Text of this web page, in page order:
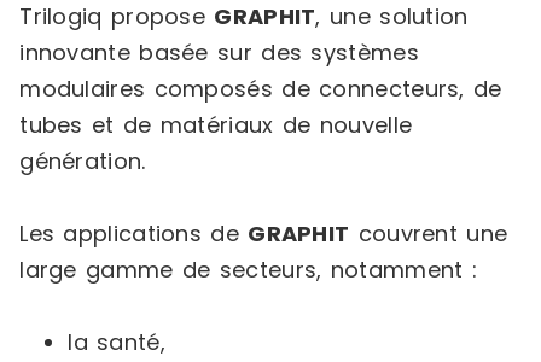
Trilogiq propose GRAPHIT, une solution
innovante basée sur des systèmes
modulaires composés de connecteurs, de
tubes et de matériaux de nouvelle
génération.
Les applications de GRAPHIT couvrent une
large gamme de secteurs, notamment :
la santé,